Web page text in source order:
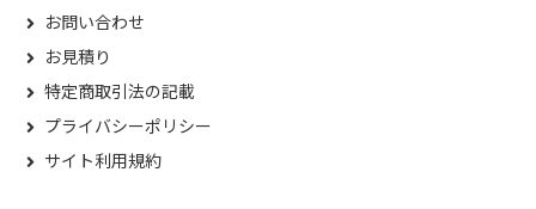
お問い合わせ
お見積り
特定商取引法の記載
プライバシーポリシー
サイト利用規約